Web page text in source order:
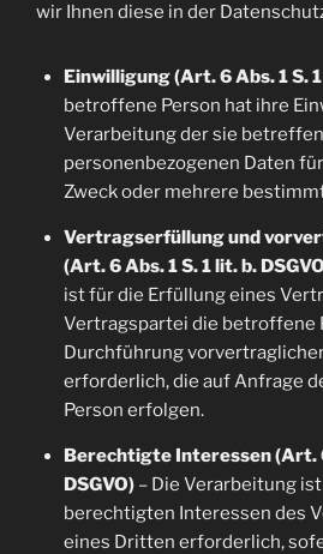
wir Ihnen diese in der
Einwilligung (Art. 6 Abs. 1 S.
betroffene Person hat ihre
Verarbeitung der sie
personenbezogenen Daten
Zweck oder mehrere
Vertragserfüllung und
(Art. 6 Abs. 1 S. 1 lit. b.
ist für die Erfüllung eines
Vertragspartei die betroffene
Durchführung
erforderlich, die auf Anfrage
Person erfolgen.
Berechtigte Interessen (Art.
DSGVO)– Die Verarbeitung
berechtigten Interessen des
eines Dritten erforderlich,